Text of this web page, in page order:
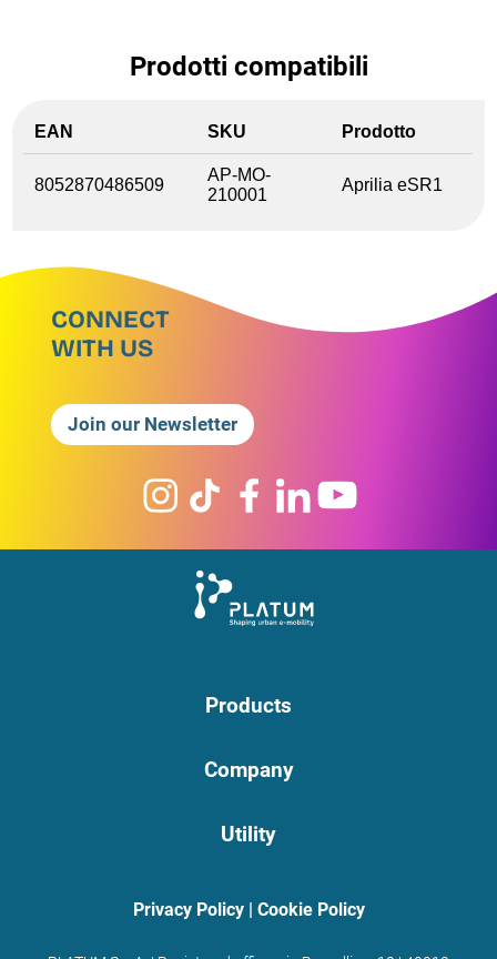
Prodotti compatibili
EAN SKU Prodotto
8052870486509
AP-MO-
210001
Aprilia eSR1
CONNECT
WITH US
Join our Newsletter
Products
Company
Utility
Privacy Policy| Cookie Policy